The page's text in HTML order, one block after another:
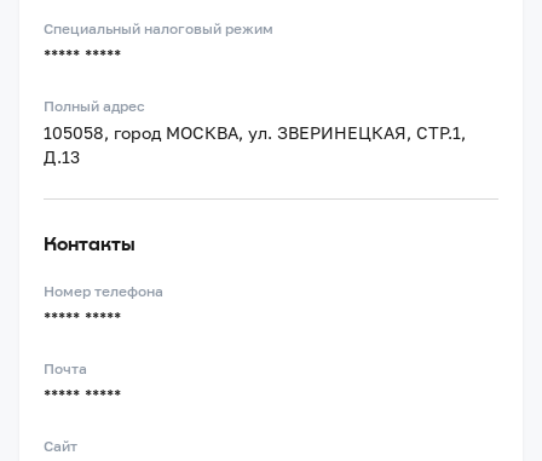
Специальный налоговый режим
***** *****
Полный адрес
105058, город МОСКВА, ул. ЗВЕРИНЕЦКАЯ, СТР.1,
Д.13
Контакты
Номер телефона
***** *****
Почта
***** *****
Сайт